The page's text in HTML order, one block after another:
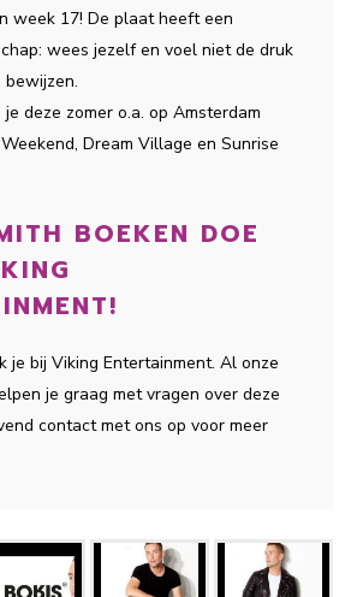
week 17! De plaat heeft een
wees jezelf en voel niet de druk
deze zomer o.a. op Amsterdam
Dream Village en Sunrise
BOEKEN DOE
je bij Viking Entertainment. Al onze
je graag met vragen over deze
contact met ons op voor meer